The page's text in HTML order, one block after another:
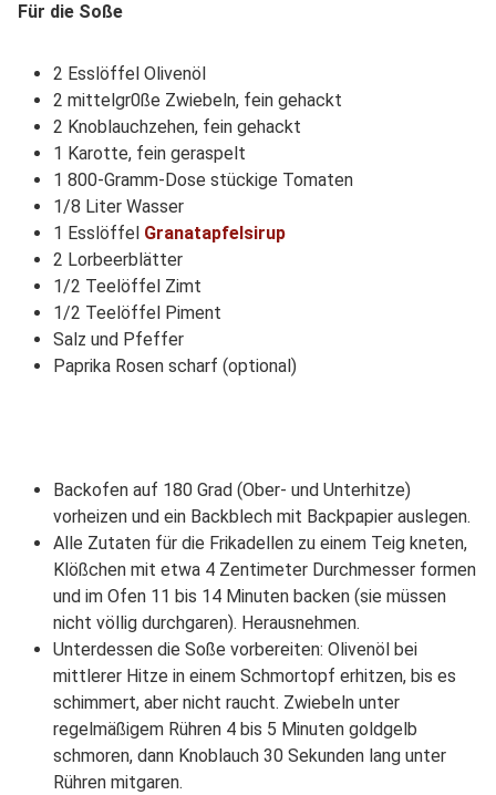
Für die Soße
2 Esslöffel Olivenöl
2 mittelgr0ße Zwiebeln, fein gehackt
2 Knoblauchzehen, fein gehackt
1 Karotte, fein geraspelt
1 800-Gramm-Dose stückige Tomaten
1/8 Liter Wasser
1 Esslöffel Granatapfelsirup
2 Lorbeerblätter
1/2 Teelöffel Zimt
1/2 Teelöffel Piment
Salz und Pfeffer
Paprika Rosen scharf (optional)
Backofen auf 180 Grad (Ober- und Unterhitze)
vorheizen und ein Backblech mit Backpapier auslegen.
Alle Zutaten für die Frikadellen zu einem Teig kneten,
Klößchen mit etwa 4 Zentimeter Durchmesser formen
und im Ofen 11 bis 14 Minuten backen (sie müssen
nicht völlig durchgaren). Herausnehmen.
Unterdessen die Soße vorbereiten: Olivenöl bei
mittlerer Hitze in einem Schmortopf erhitzen, bis es
schimmert, aber nicht raucht. Zwiebeln unter
regelmäßigem Rühren 4 bis 5 Minuten goldgelb
schmoren, dann Knoblauch 30 Sekunden lang unter
Rühren mitgaren.